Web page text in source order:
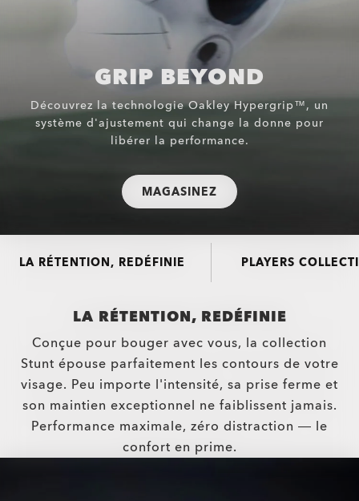
GRIP BEYOND
Découvrez la technologie Oakley Hypergrip™, un
système d'ajustement qui change la donne pour
libérer la performance.
MAGASINEZ
LA RÉTENTION, REDÉFINIE PLAYERS
LA RÉTENTION, REDÉFINIE
Conçue pour bouger avec vous, la collection
Stunt épouse parfaitement les contours de votre
visage. Peu importe l'intensité, sa prise ferme et
son maintien exceptionnel ne faiblissent jamais.
Performance maximale, zéro distraction — le
confort en prime.